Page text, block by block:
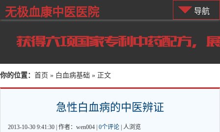
导航
无极血康中医医院
你的位置： 首页 » 白血病基础 » 正文
急性白血病的中医辨证
2013-10-30 9:41:30 | 作者：wen004 | 0个评论 人浏览